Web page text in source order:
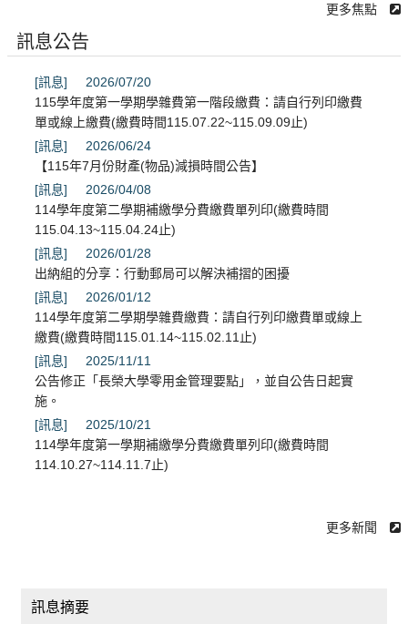
更多焦點
訊息公告
[訊息]
2026/07/20
115學年度第一學期學雜費第一階段繳費：請自行列印繳費
單或線上繳費(繳費時間115.07.22~115.09.09止)
[訊息]
2026/06/24
【115年7月份財產(物品)減損時間公告】
[訊息]
2026/04/08
114學年度第二學期補繳學分費繳費單列印(繳費時間
115.04.13~115.04.24止)
[訊息]
2026/01/28
出納組的分享：行動郵局可以解決補摺的困擾
[訊息]
2026/01/12
114學年度第二學期學雜費繳費：請自行列印繳費單或線上
繳費(繳費時間115.01.14~115.02.11止)
[訊息]
2025/11/11
公告修正「長榮大學零用金管理要點」，並自公告日起實
施。
[訊息]
2025/10/21
114學年度第一學期補繳學分費繳費單列印(繳費時間
114.10.27~114.11.7止)
更多新聞
訊息摘要